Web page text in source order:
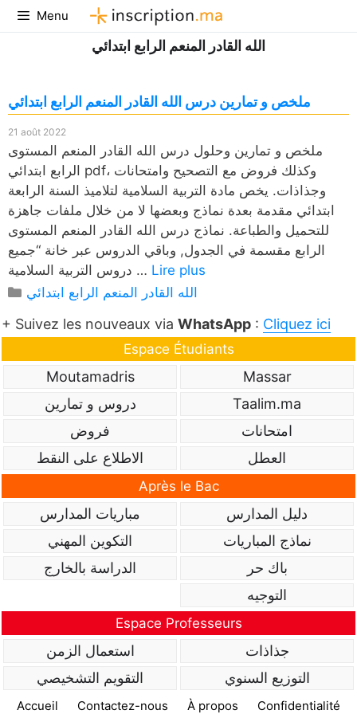
Aller
au
Menu
الله القادر المنعم الرابع ابتدائي
ملخص و تمارين درس الله القادر المنعم الرابع ابتدائي
21 août 2022
ملخص و تمارين وحلول درس الله القادر المنعم المستوى
الرابع ابتدائي pdf، وكذلك فروض مع التصحيح وامتحانات
وجذاذات. يخص مادة التربية السلامية لتلاميذ السنة الرابعة
ابتدائي مقدمة بعدة نماذج وبعضها لا من خلال ملفات جاهزة
للتحميل والطباعة. نماذج درس الله القادر المنعم المستوى
الرابع مقسمة في الجدول, وباقي الدروس عبر خانة “جميع
دروس التربية السلامية … Lire plus
Catégories
الله القادر المنعم الرابع ابتدائي
+ Suivez les nouveaux via WhatsApp : Cliquez ici
Espace Étudiants
Massar
Moutamadris
Taalim.ma
دروس و تمارين
امتحانات
فروض
العطل
الاطلاع على النقط
Après le Bac
دليل المدارس
مباريات المدارس
نماذج المباريات
التكوين المهني
باك حر
الدراسة بالخارج
التوجيه
Espace Professeurs
جذاذات
استعمال الزمن
التوزيع السنوي
التقويم التشخيصي
Accueil Contactez-nous À propos Confidentialité